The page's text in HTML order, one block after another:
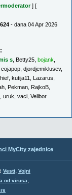
] [
- dana 04 Apr 2026
s Betty25 bojank
cojapop djordjemiklusev,
kutija11 Lazarus
Pekman RajkoB
uruk vaci Velibor
MyCity zajednice
Vesti, Vojni
od virusa,